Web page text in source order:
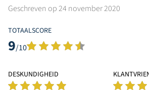
Geschreven op 24 november 2020
TOTAALSCORE
9/10
DESKUNDIGHEID